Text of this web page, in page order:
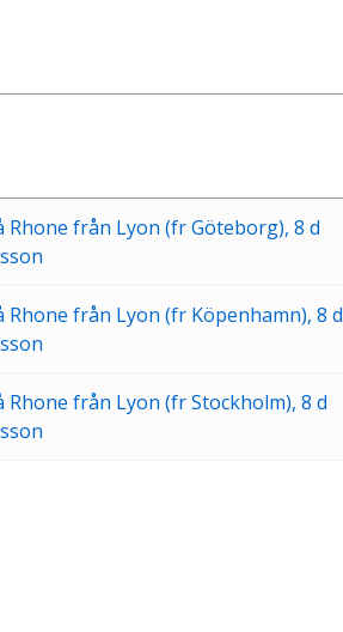
Rhone från Lyon (fr Göteborg), 8 d
Rhone från Lyon (fr Köpenhamn), 8 d
från Lyon (fr Stockholm), 8 d